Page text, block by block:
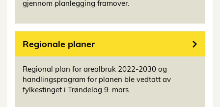
gjennom planlegging framover.
Regionale planer
Regional plan for arealbruk 2022-2030 og
handlingsprogram for planen ble vedtatt av
fylkestinget i Trøndelag 9. mars.